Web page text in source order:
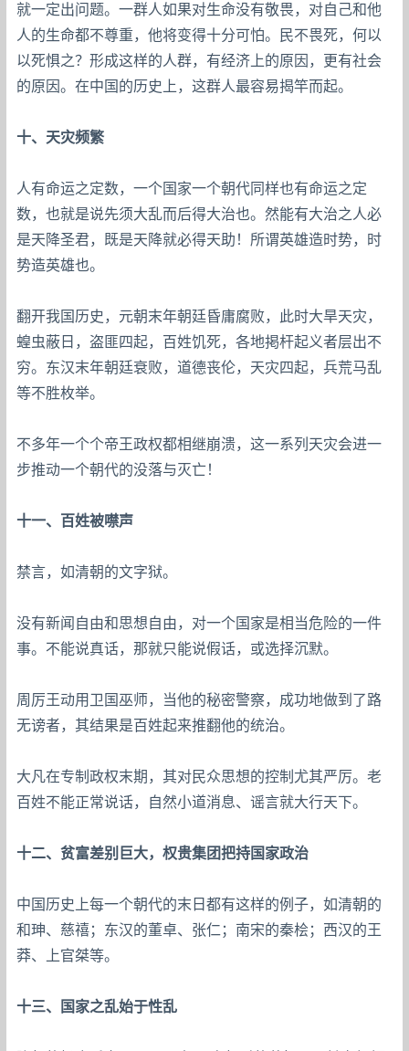
就一定出问题。一群人如果对生命没有敬畏，对自己和他
人的生命都不尊重，他将变得十分可怕。民不畏死，何以
以死惧之？形成这样的人群，有经济上的原因，更有社会
的原因。在中国的历史上，这群人最容易揭竿而起。
十、天灾频繁
人有命运之定数，一个国家一个朝代同样也有命运之定
数，也就是说先须大乱而后得大治也。然能有大治之人必
是天降圣君，既是天降就必得天助！所谓英雄造时势，时
势造英雄也。
翻开我国历史，元朝末年朝廷昏庸腐败，此时大旱天灾，
蝗虫蔽日，盗匪四起，百姓饥死，各地掲杆起义者层出不
穷。东汉末年朝廷衰败，道德丧伦，天灾四起，兵荒马乱
等不胜枚举。
不多年一个个帝王政权都相继崩溃，这一系列天灾会进一
步推动一个朝代的没落与灭亡！
十一、百姓被噤声
禁言，如清朝的文字狱。
没有新闻自由和思想自由，对一个国家是相当危险的一件
事。不能说真话，那就只能说假话，或选择沉默。
周厉王动用卫国巫师，当他的秘密警察，成功地做到了路
无谤者，其结果是百姓起来推翻他的统治。
大凡在专制政权末期，其对民众思想的控制尤其严厉。老
百姓不能正常说话，自然小道消息、谣言就大行天下。
十二、贫富差别巨大，权贵集团把持国家政治
中国历史上每一个朝代的末日都有这样的例子，如清朝的
和珅、慈禧；东汉的董卓、张仁；南宋的秦桧；西汉的王
莽、上官桀等。
十三、国家之乱始于性乱